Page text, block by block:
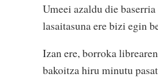
Umeei azaldu die
lasaitasuna ere bizi egin
Izan ere, borroka
bakoitza hiru minutu